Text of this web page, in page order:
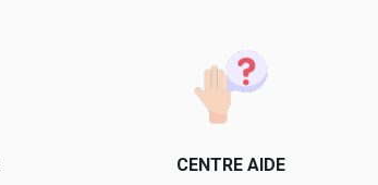
CENTRE AIDE